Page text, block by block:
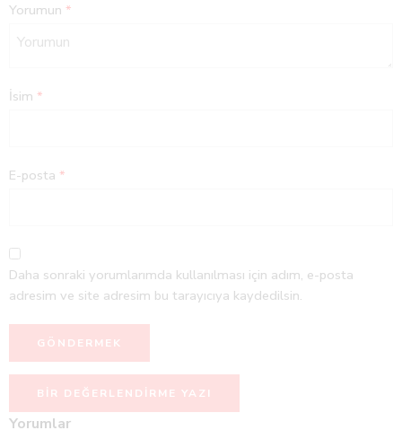
Yorumun *
İsim *
E-posta *
Daha sonraki yorumlarımda kullanılması için adım, e-posta
adresim ve site adresim bu tarayıcıya kaydedilsin.
BIR DEĞERLENDIRME YAZI
Yorumlar